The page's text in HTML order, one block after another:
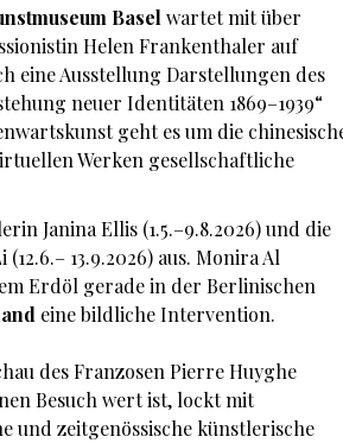
Basel wartet mit über
Helen Frankenthaler auf
eine Ausstellung Darstellungen des
neuer Identitäten 1869–1939“
geht es um die
Werken gesellschaftliche
Janina Ellis (1.5.–9.8.2026) und die
13.9.2026) aus. Monira Al
Erdöl gerade in der Berlinischen
eine bildliche Intervention.
des Franzosen Pierre Huyghe
Besuch wert ist, lockt mit
und zeitgenössische künstlerische